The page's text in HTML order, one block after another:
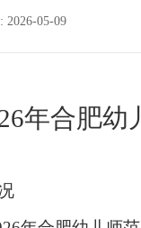
2026-05-09
年合肥幼